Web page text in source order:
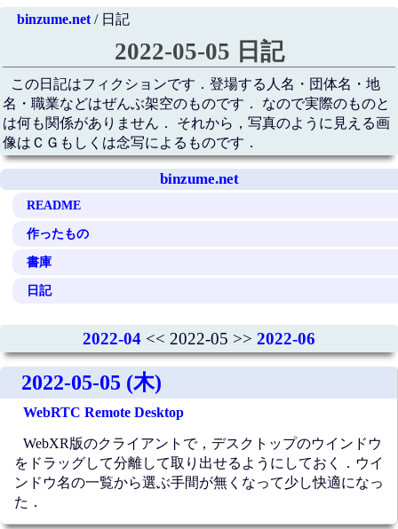
binzume.net/ 日記
2022-05-05 日記
この日記はフィクションです．登場する人名・団体名・地
名・職業などはぜんぶ架空のものです． なので実際のものと
は何も関係がありません． それから，写真のように見える画
像はＣＧもしくは念写によるものです．
binzume.net
README
作ったもの
書庫
日記
2022-04 << 2022-05 >> 2022-06
2022-05-05 (木)
WebRTC Remote Desktop
WebXR版のクライアントで，デスクトップのウインドウ
をドラッグして分離して取り出せるようにしておく．ウイ
ンドウ名の一覧から選ぶ手間が無くなって少し快適になっ
た．